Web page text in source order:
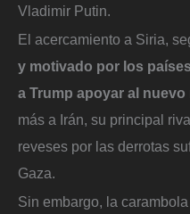
Vladimir Putin.
El acercamiento a Siria,
y motivado por los
a Trump apoyar al nuevo
más a Irán, su principal
reveses por las derrotas
Gaza.
Sin embargo, la